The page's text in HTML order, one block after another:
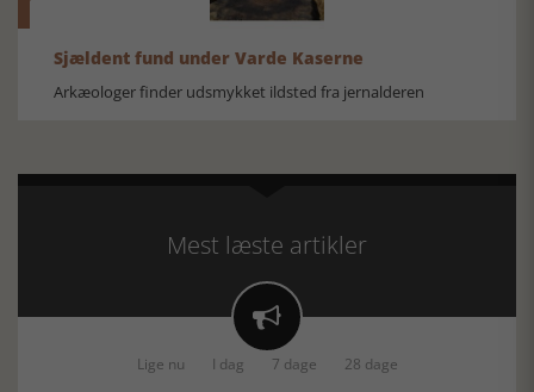
Sjældent fund under Varde Kaserne
Arkæologer finder udsmykket ildsted fra jernalderen
Mest læste artikler

Lige nu I dag 7 dage 28 dage